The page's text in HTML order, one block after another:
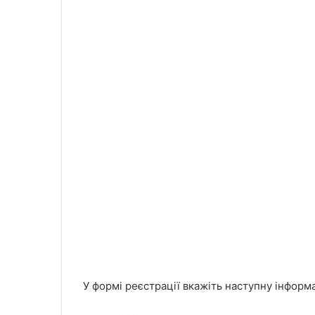
У формі реєстрації вкажіть наступну